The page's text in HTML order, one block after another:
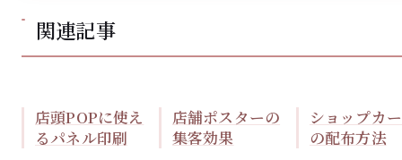
関連記事
店頭POPに使え
るパネル印刷
店舗ポスターの
集客効果
ショップカ
の配布方法